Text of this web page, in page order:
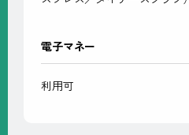
電子マネー
利用可